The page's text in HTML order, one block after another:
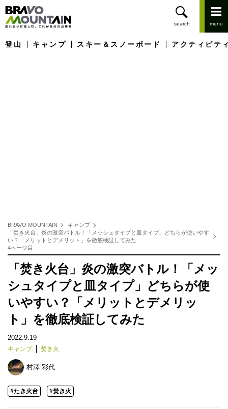
登山 キャンプ スキー＆スノーボード アクティビテ
BRAVO MOUNTAIN
キャンプ
「焚き火台」炎の激突バトル！「メッシュタイプと皿タイプ」どちらが使いやす
い？「メリットとデメリット」を徹底検証してみた
4ページ目
「焚き火台」炎の激突バトル！「メッ
シュタイプと皿タイプ」どちらが使
いやすい？「メリットとデメリッ
ト」を徹底検証してみた
2022.9.19
キャンプ 焚き火
村澤 彩代
#たき火台 #焚き火